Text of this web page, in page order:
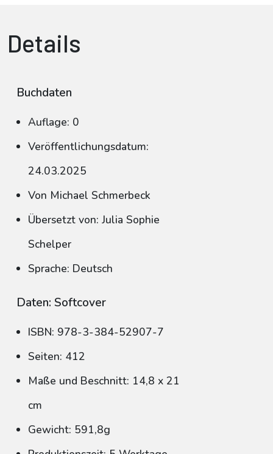
Details
Buchdaten
Auflage: 0
Veröffentlichungsdatum:
24.03.2025
Von Michael Schmerbeck
Übersetzt von: Julia Sophie
Schelper
Sprache: Deutsch
Daten: Softcover
ISBN: 978-3-384-52907-7
Seiten: 412
Maße und Beschnitt: 14,8 x 21
cm
Gewicht: 591,8g